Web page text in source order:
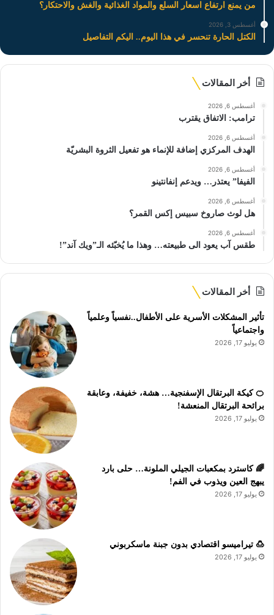
من يمنع ارتفاع اسعار السلع والمواد الغذائية والغش والاحتكار؟
أغسطس 3, 2026
الكتل الحارة تنحسر في هذا اليوم.. اليكم التفاصيل
أخر المقالات
أغسطس 6, 2026
ترامب: الاتفاق يقترب
أغسطس 6, 2026
الهدف المركزي إضافة للإنماء هو تفعيل الثروة البشريّة
أغسطس 6, 2026
الفيفا” يعتذر… ويدعم إنفانتينو
أغسطس 6, 2026
هل لوث صاروخ سبيس إكس القمر؟
أغسطس 6, 2026
طقس آب يعود الى طبيعته… وهذا ما يُخبّئه الـ”ويك آند”!
أخر المقالات
تأثير المشكلات الأسرية على الأطفال..نفسياً وعلمياً
واجتماعياً
يوليو 17, 2026
🍊 كيكة البرتقال الإسفنجية… هشة، خفيفة، وعابقة
برائحة البرتقال المنعشة!
يوليو 17, 2026
🌈 كاسترد بمكعبات الجيلي الملونة… حلى بارد
يبهج العين ويذوب في الفم!
يوليو 17, 2026
🍮 تيراميسو اقتصادي بدون جبنة ماسكربوني
يوليو 17, 2026